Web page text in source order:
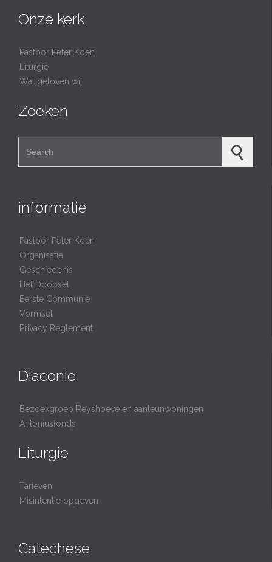
Onze kerk
Pastoor Peter Koen
Liturgie
Wat geloven wij
Zoeken
informatie
Pastoor Peter Koen
Organisatie
Geschiedenis
Het Doopsel
Eerste Communie
Vormsel
Privacy Reglement
Diaconie
Bezoekgroep Reyshoeve en aanleunwoningen
Antoniusfonds
Liturgie
Tarieven
Misintentie opgeven
Catechese